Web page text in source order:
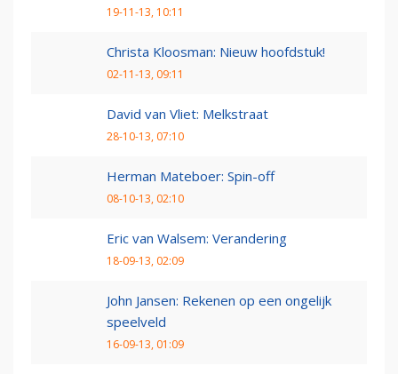
19-11-13, 10:11
Christa Kloosman: Nieuw hoofdstuk!
02-11-13, 09:11
David van Vliet: Melkstraat
28-10-13, 07:10
Herman Mateboer: Spin-off
08-10-13, 02:10
Eric van Walsem: Verandering
18-09-13, 02:09
John Jansen: Rekenen op een ongelijk
speelveld
16-09-13, 01:09